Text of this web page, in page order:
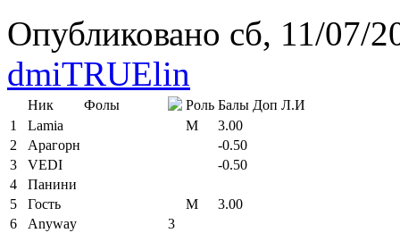
Опубликовано сб, 11/07/
dmiTRUElin
Ник Фолы Роль Балы Доп Л.И
1
Lamia М
3.00
2
Арагорн
-0.50
3
VEDI
-0.50
4
Панини
5
Гость М
3.00
6
Anyway
3